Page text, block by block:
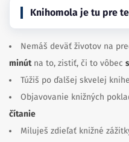
Knihomola je tu pre
Nemáš deväť životov na
minútna to, zistiť, či to vôbec
Túžiš po ďalšej skvelej
Objavovanie knižných
čítanie
Miluješ zdieľať knižné